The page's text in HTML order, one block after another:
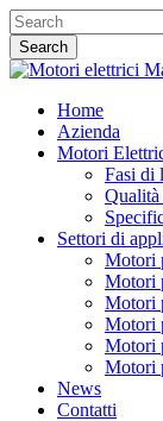
Skip
to
main
content
Search
Close
search
Menu
Home
Azienda
Motori
Fasi di
Qualità
Settori di
Motori
Motori
Motori
Motori
Motori
Motori
News
Contatti